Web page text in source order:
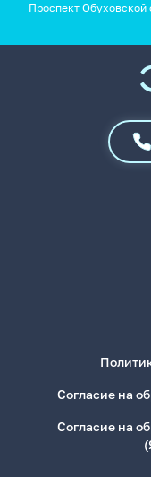
Проспект
Согласие на
Согласие на